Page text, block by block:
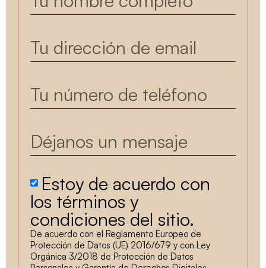
Estoy de acuerdo con
los términos y
condiciones del sitio.
De acuerdo con el Reglamento Europeo de
Protección de Datos (UE) 2016/679 y con Ley
Orgánica 3/2018 de Protección de Datos